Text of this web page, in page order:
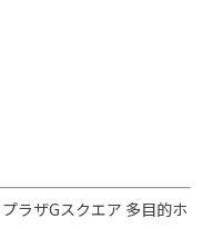
ラザGスクエア 多目的ホ